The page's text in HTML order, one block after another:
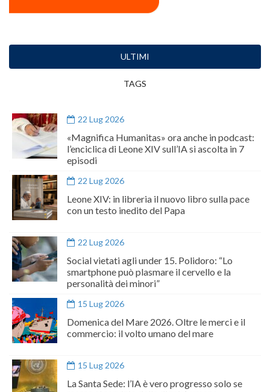
ULTIMI
TAGS
22 Lug 2026
«Magnifica Humanitas» ora anche in podcast:
l’enciclica di Leone XIV sull’IA si ascolta in 7
episodi
22 Lug 2026
Leone XIV: in libreria il nuovo libro sulla pace
con un testo inedito del Papa
22 Lug 2026
Social vietati agli under 15. Polidoro: “Lo
smartphone può plasmare il cervello e la
personalità dei minori”
15 Lug 2026
Domenica del Mare 2026. Oltre le merci e il
commercio: il volto umano del mare
15 Lug 2026
La Santa Sede: l’IA è vero progresso solo se